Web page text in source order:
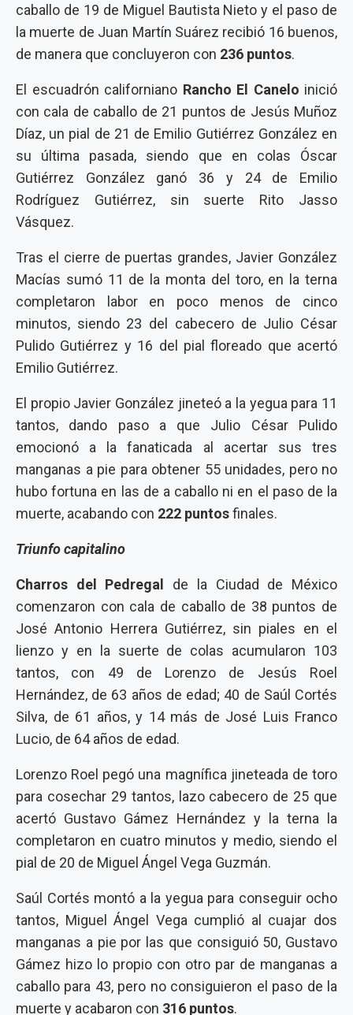
caballo de 19 de Miguel Bautista Nieto y el paso de
la muerte de Juan Martín Suárez recibió 16 buenos,
de manera que concluyeron con 236 puntos.
El escuadrón californiano Rancho El Canelo inició
con cala de caballo de 21 puntos de Jesús Muñoz
Díaz, un pial de 21 de Emilio Gutiérrez González en
su última pasada, siendo que en colas Óscar
Gutiérrez González ganó 36 y 24 de Emilio
Rodríguez Gutiérrez, sin suerte Rito Jasso
Vásquez.
Tras el cierre de puertas grandes, Javier González
Macías sumó 11 de la monta del toro, en la terna
completaron labor en poco menos de cinco
minutos, siendo 23 del cabecero de Julio César
Pulido Gutiérrez y 16 del pial floreado que acertó
Emilio Gutiérrez.
El propio Javier González jineteó a la yegua para 11
tantos, dando paso a que Julio César Pulido
emocionó a la fanaticada al acertar sus tres
manganas a pie para obtener 55 unidades, pero no
hubo fortuna en las de a caballo ni en el paso de la
muerte, acabando con 222 puntosfinales.
Triunfo capitalino
Charros del Pedregal
de la Ciudad de México
comenzaron con cala de caballo de 38 puntos de
José Antonio Herrera Gutiérrez, sin piales en el
lienzo y en la suerte de colas acumularon 103
tantos, con 49 de Lorenzo de Jesús Roel
Hernández, de 63 años de edad; 40 de Saúl Cortés
Silva, de 61 años, y 14 más de José Luis Franco
Lucio, de 64 años de edad.
Lorenzo Roel pegó una magnífica jineteada de toro
para cosechar 29 tantos, lazo cabecero de 25 que
acertó Gustavo Gámez Hernández y la terna la
completaron en cuatro minutos y medio, siendo el
pial de 20 de Miguel Ángel Vega Guzmán.
Saúl Cortés montó a la yegua para conseguir ocho
tantos, Miguel Ángel Vega cumplió al cuajar dos
manganas a pie por las que consiguió 50, Gustavo
Gámez hizo lo propio con otro par de manganas a
caballo para 43, pero no consiguieron el paso de la
muerte y acabaron con 316 puntos.